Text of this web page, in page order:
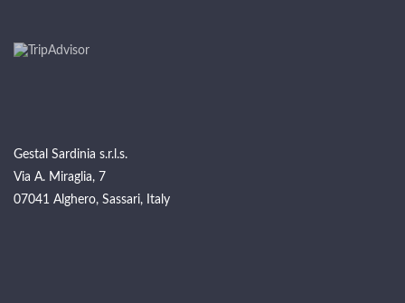
Gestal Sardinia s.r.l.s.
Via A. Miraglia, 7
07041 Alghero, Sassari, Italy